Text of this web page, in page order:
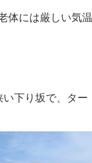
体には厳しい気温
い下り坂で、ター